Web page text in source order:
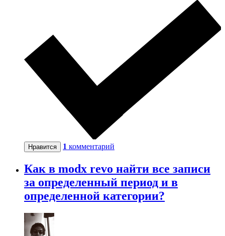
Нравится 1 комментарий
Как в modx revo найти все записи
за определенный период и в
определенной категории?